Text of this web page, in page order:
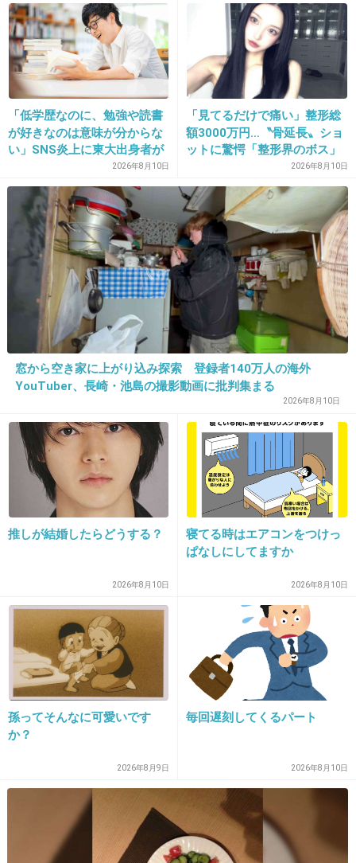
16. 匿名2026/07/08(水) 10:17:41
NHK受信料、全国6割の自治体で契約漏
れ カーナビなど計22億円
NHK受信料、全国6割の自治体で契約漏れ カーナビなど計22億円 未払い
分のうち、すでに約22億円が支払われたという。 契約漏れがあった機器
は公用車のカーナビが約75%を占め、他はテレビやワンセグ機能付き携帯
電話などだった。 官公庁や会社、ホテルなど...
+0 -1
2026/07/08(水) 10:17:47
スクランブル化はよ
-0
18. 匿名 2026/07/08(水) 10:17:53
歴史探偵から佐藤二朗を降板させて下さい
奴は全女性の敵です
+8 -21
19. 匿名2026/07/08(水) 10:17:54
+9 -7
20. 匿名2026/07/08(水) 10:18:05
2026/07/08(水) 10:18:05
ィクション』で語られなかっ
た2人の本音を直撃
「低学歴なのに、勉強や読書
が好きなのは意味が分からな
い」SNS炎上に東大出身者が
反応。「高学歴＝地頭もい
い」という認識が間違ってい
るワケ
2026年8月10日
「見てるだけで痛い」整形総
額3000万円…〝骨延長〟ショ
ットに驚愕「整形界のボス」
「そこまでする…？」元キャ
バ嬢まおちゃる
2026年8月10日
窓から空き家に上がり込み探索 登録者140万人の海外
YouTuber、長崎・池島の撮影動画に批判集まる
2026年8月10日
推しが結婚したらどうする？
2026年8月10日
寝てる時はエアコンをつけっ
ぱなしにしてますか
2026年8月10日
孫ってそんなに可愛いです
か？
2026年8月9日
毎回遅刻してくるパート
2026年8月10日